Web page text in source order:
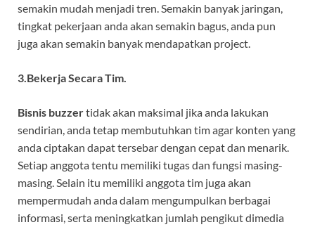
semakin mudah menjadi tren. Semakin banyak jaringan,
tingkat pekerjaan anda akan semakin bagus, anda pun
juga akan semakin banyak mendapatkan project.
3.Bekerja Secara Tim.
Bisnis buzzertidak akan maksimal jika anda lakukan
sendirian, anda tetap membutuhkan tim agar konten yang
anda ciptakan dapat tersebar dengan cepat dan menarik.
Setiap anggota tentu memiliki tugas dan fungsi masing-
masing. Selain itu memiliki anggota tim juga akan
mempermudah anda dalam mengumpulkan berbagai
informasi, serta meningkatkan jumlah pengikut dimedia